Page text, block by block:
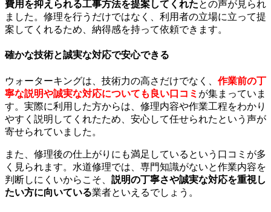
費用を抑えられる工事方法を提案してくれたとの声が見られ
ました。修理を行うだけではなく、利用者の立場に立って提
案してくれるため、納得感を持って依頼できます。
確かな技術と誠実な対応で安心できる
ウォーターキングは、技術力の高さだけでなく、 作業前の丁
寧な説明や誠実な対応についても良い口コミ が集まっていま
す。実際に利用した方からは、修理内容や作業工程をわかり
やすく説明してくれたため、安心して任せられたという声が
寄せられていました。
また、修理後の仕上がりにも満足しているという口コミが多
く見られます。水道修理では、専門知識がないと作業内容を
判断しにくいからこそ、 説明の丁寧さや誠実な対応を重視し
たい方に向いている業者といえるでしょう。